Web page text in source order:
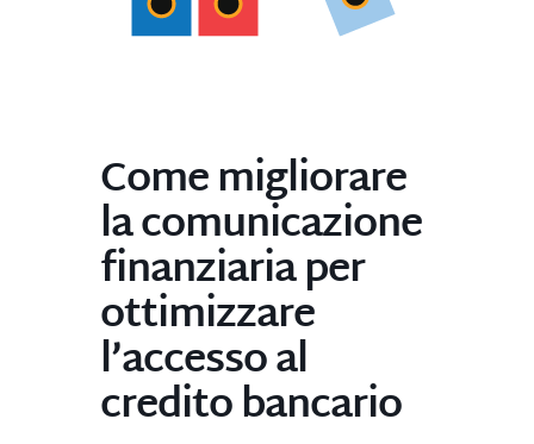
Come migliorare
la comunicazione
finanziaria per
ottimizzare
l’accesso al
credito bancario